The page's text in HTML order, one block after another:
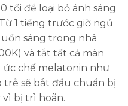
tối để loại bỏ ánh sáng
1 tiếng trước giờ ngủ
sáng trong nhà
và tắt tất cả màn
ức chế melatonin như
trẻ sẽ bắt đầu chuẩn bị
bị trì hoãn.